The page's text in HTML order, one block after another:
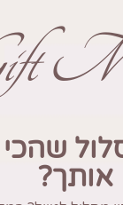
שהכי
אותך?